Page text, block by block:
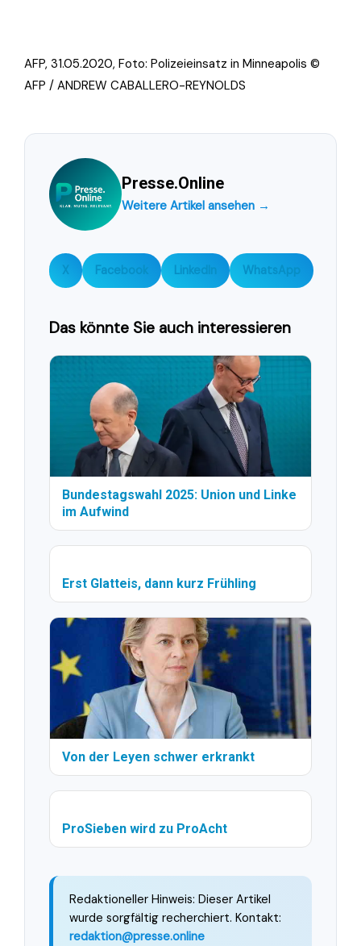
AFP, 31.05.2020, Foto: Polizeieinsatz in Minneapolis ©
AFP / ANDREW CABALLERO-REYNOLDS
Presse.Online
Weitere Artikel ansehen →
X Facebook LinkedIn WhatsApp
Das könnte Sie auch interessieren
Bundestagswahl 2025: Union und Linke
im Aufwind
Erst Glatteis, dann kurz Frühling
Von der Leyen schwer erkrankt
ProSieben wird zu ProAcht
Redaktioneller Hinweis: Dieser Artikel
wurde sorgfältig recherchiert. Kontakt:
redaktion@presse.online